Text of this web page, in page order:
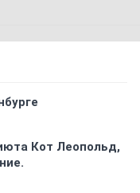
Кот Леопольд,